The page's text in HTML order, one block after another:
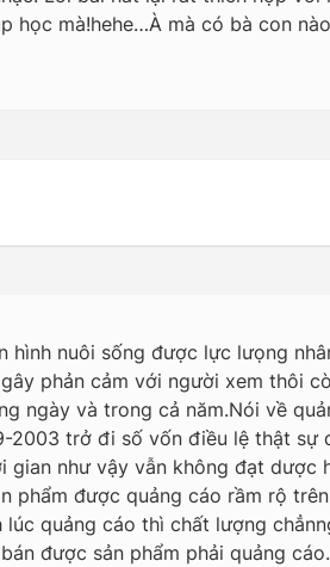
mà!hehe…À mà có bà con
nuôi sống được lực lưọng
phản cảm với người xem thôi
ngày và trong cả năm.Nói về
2003 trở đi số vốn điều lệ thật sự
như vậy vẫn không đạt dược
phẩm được quảng cáo rầm rộ
quảng cáo thì chất lượng
được sản phẩm phải quảng